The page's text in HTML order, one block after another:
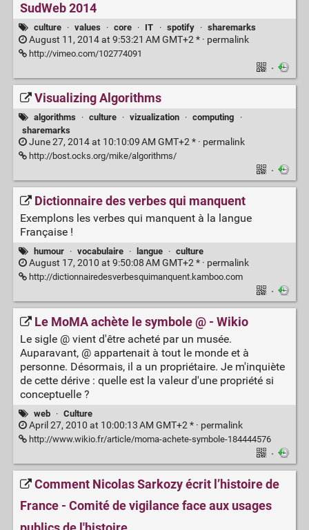
SudWeb 2014
culture · values · core · IT · spotify · sharemarks
August 11, 2014 at 9:53:21 AM GMT+2 * · permalink
http://vimeo.com/102774091
·
Visualizing Algorithms
algorithms · culture · vizualization · computing
·
sharemarks
June 27, 2014 at 10:10:09 AM GMT+2 * · permalink
http://bost.ocks.org/mike/algorithms/
·
Dictionnaire des verbes qui manquent
Exemplons les verbes qui manquent à la langue
Française !
humour · vocabulaire · langue · culture
August 17, 2010 at 9:50:08 AM GMT+2 * · permalink
http://dictionnairedesverbesquimanquent.kamboo.com
·
Le MoMA achète le symbole @ - Wikio
Le sigle @ vient d'être acheté par un musée.
Auparavant, @ appartenait à tout le monde et à
personne. Désormais, il a un propriétaire. Je m'inquiète
de cette dérive : quelle est la valeur d'une propriété si
conceptuelle ?
web · Culture
April 27, 2010 at 10:00:13 AM GMT+2 * · permalink
http://www.wikio.fr/article/moma-achete-symbole-184444576
·
Comment Nicolas Sarkozy écrit l’histoire de
France - Comité de vigilance face aux usages